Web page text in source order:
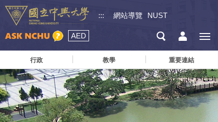
::: 網站導覽 NUST
AED
行政 教學 重要連結